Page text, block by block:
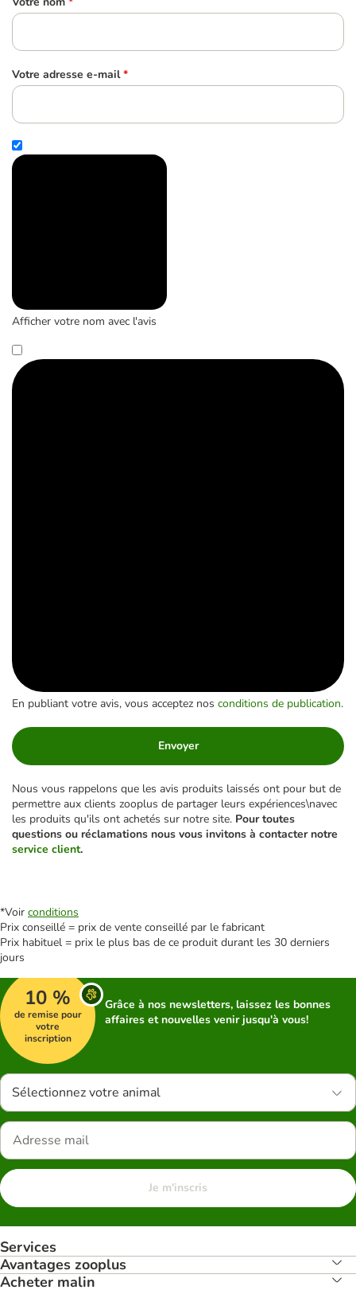
Votre adresse e-mail *
Afficher votre nom avec l'avis
En publiant votre avis, vous acceptez nos conditions de publication.
Envoyer
Nous vous rappelons que les avis produits laissés ont pour but de
permettre aux clients zooplus de partager leurs expériences\navec
les produits qu'ils ont achetés sur notre site. Pour toutes
questions ou réclamations nous vous invitons à contacter notre
service client.
*Voir conditions
Prix conseillé = prix de vente conseillé par le fabricant
Prix habituel = prix le plus bas de ce produit durant les 30 derniers
jours
10 %
de remise pour
votre
inscription
Grâce à nos newsletters, laissez les bonnes
affaires et nouvelles venir jusqu'à vous!
Sélectionnez votre animal
Je m'inscris
Services
Avantages zooplus
Acheter malin